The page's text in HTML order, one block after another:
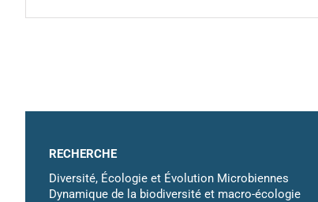
RECHERCHE
Diversité, Écologie et Évolution Microbiennes
Dynamique de la biodiversité et macro-écologie